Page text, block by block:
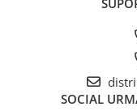
SOCIAL